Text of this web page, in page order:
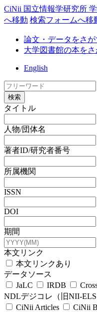
CiNii 国立情報学研究所
へ移動 検索フォームへ移
論文・データをさが
大学図書館の本をさ
English
検索
タイトル
人物/団体名
著者ID/研究者番号
所属機関
ISSN
DOI
期間
本文リンク
本文リンクあり
データソース
JaLC
IRDB
NDLデジコレ（旧NII-ELS
CiNii Articles
CiNii